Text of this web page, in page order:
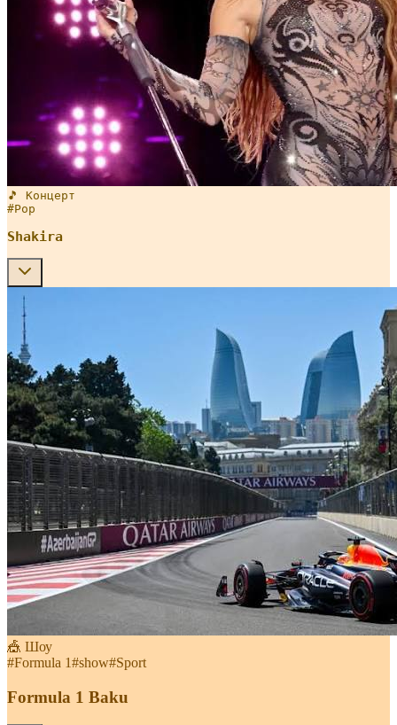
🎵 Концерт
#Pop
Shakira
🎪 Шоу
#Formula 1#show#Sport
Formula 1 Baku